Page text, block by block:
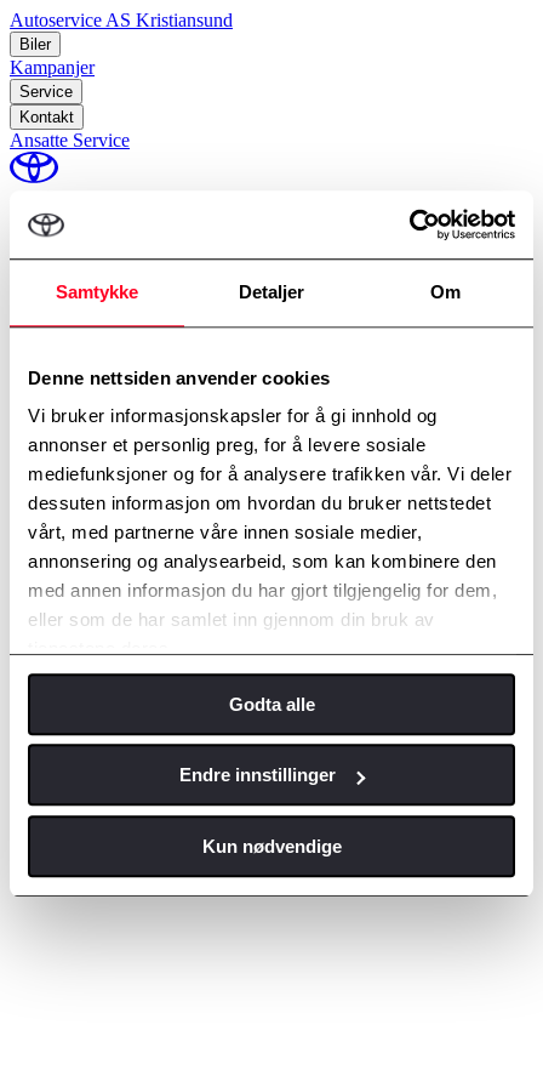
Samtykke Detaljer Om
Denne nettsiden anvender cookies
Vi bruker informasjonskapsler for å gi innhold og
annonser et personlig preg, for å levere sosiale
mediefunksjoner og for å analysere trafikken vår. Vi deler
dessuten informasjon om hvordan du bruker nettstedet
vårt, med partnerne våre innen sosiale medier,
annonsering og analysearbeid, som kan kombinere den
med annen informasjon du har gjort tilgjengelig for dem,
eller som de har samlet inn gjennom din bruk av
Godta alle
Endre innstillinger
Kun nødvendige
Autoservice AS Kristiansund
Biler
Kampanjer
Service
Kontakt
Ansatte Service
Modell*
Oversikt over behandling av personopplysninger
Informasjonskapselpolicy
Copyright © Autoservice AS Kristiansund